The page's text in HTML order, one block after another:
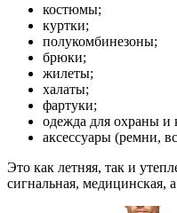
костюмы;
куртки;
полукомбинезоны;
брюки;
жилеты;
халаты;
фартуки;
одежда для охраны и
аксессуары (ремни,
Это как летняя, так и
сигнальная, медицинская,